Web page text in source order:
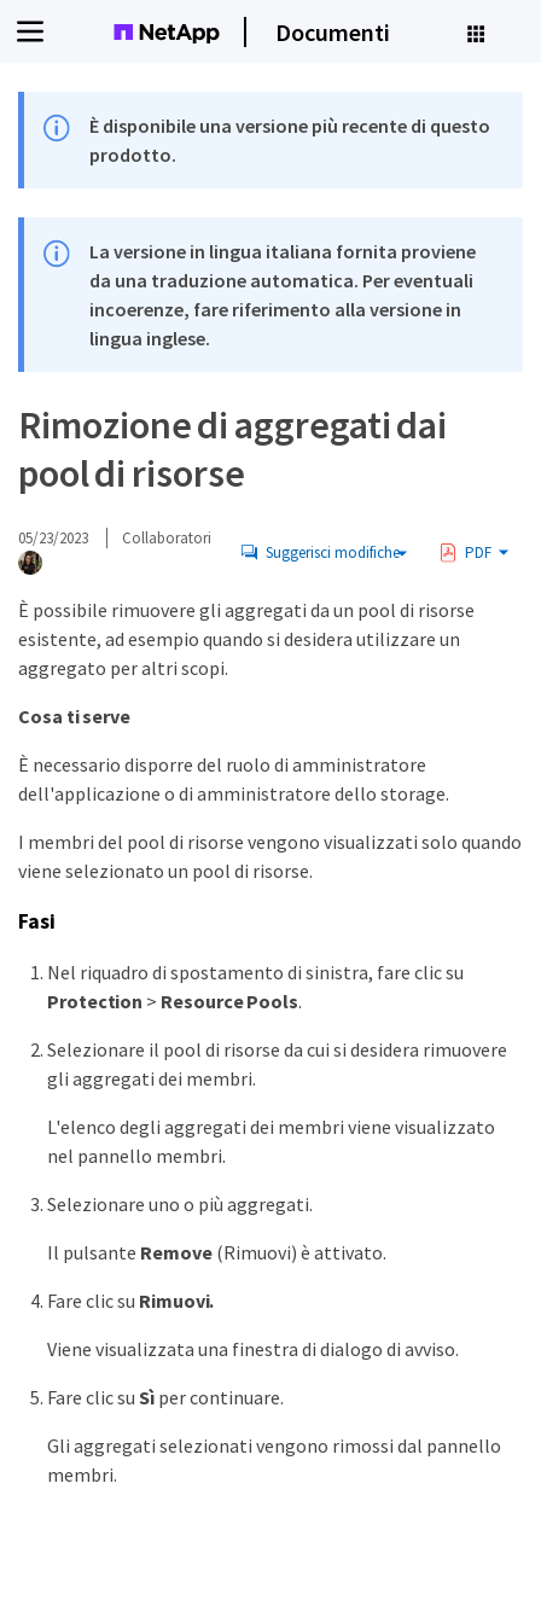
Documenti
È disponibile una versione più recente di questo
prodotto.
La versione in lingua italiana fornita proviene
da una traduzione automatica. Per eventuali
incoerenze, fare riferimento alla versione in
lingua inglese.
Rimozione di aggregati dai
pool di risorse
05/23/2023 Collaboratori
Suggerisci modifiche PDF
È possibile rimuovere gli aggregati da un pool di risorse
esistente, ad esempio quando si desidera utilizzare un
aggregato per altri scopi.
Cosa ti serve
È necessario disporre del ruolo di amministratore
dell'applicazione o di amministratore dello storage.
I membri del pool di risorse vengono visualizzati solo quando
viene selezionato un pool di risorse.
Fasi
Nel riquadro di spostamento di sinistra, fare clic su
Protection > Resource Pools.
Selezionare il pool di risorse da cui si desidera rimuovere
gli aggregati dei membri.
L'elenco degli aggregati dei membri viene visualizzato
nel pannello membri.
Selezionare uno o più aggregati.
Il pulsante Remove(Rimuovi) è attivato.
Fare clic su Rimuovi.
Viene visualizzata una finestra di dialogo di avviso.
Fare clic su Sìper continuare.
Gli aggregati selezionati vengono rimossi dal pannello
membri.